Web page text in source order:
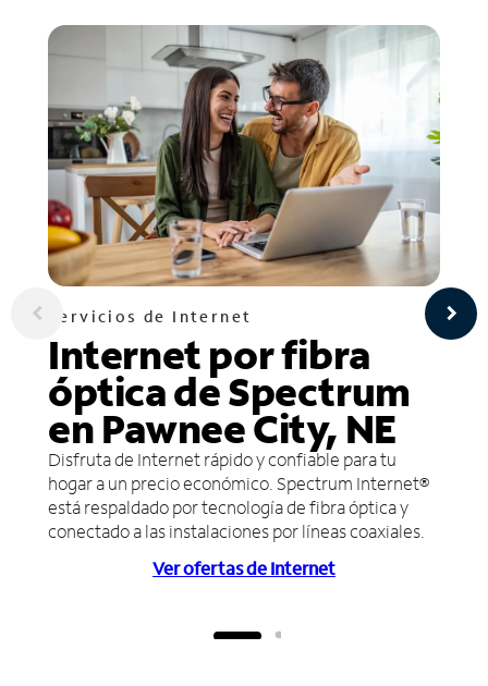
Servicios de Internet
Internet por fibra
óptica de Spectrum
en Pawnee City, NE
Disfruta de Internet rápido y confiable para tu
hogar a un precio económico. Spectrum Internet®
está respaldado por tecnología de fibra óptica y
conectado a las instalaciones por líneas coaxiales.
Ver ofertas de Internet